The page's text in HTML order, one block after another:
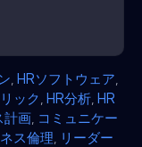
HRソフトウェア
ック HR分析 HR
計画 コミュニケー
ス倫理 リーダー